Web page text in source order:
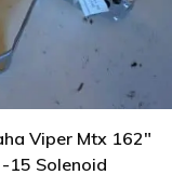
Viper Mtx 162″
-15 Solenoid